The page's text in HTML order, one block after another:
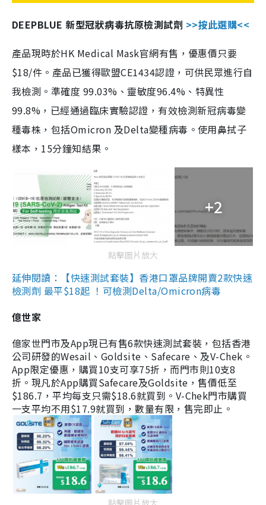
DEEPBLUE 新型冠狀病毒抗原檢測試劑 >>按此選購<<
產品現時於HK Medical Mask官網有售，優惠價只要
$18/件。產品已獲得歐盟CE1434認證，可供民眾進行自
我檢測。準確度 99.03%、靈敏度96.4%、特異性
99.8%，已經通過臨床實驗認證，有效檢測新冠病毒變
種毒株，包括Omicron 及Delta變種病毒。使用鼻拭子
樣本，15分鐘知結果。
+2
點擊圖片放大
延伸閱讀：【快速測試套裝】香港口罩品牌開賣2款快速
檢測劑 最平$18起 ！可檢測Delta/Omicron病毒
億世家
億家世門市及App現已有售6款快速測試套裝，包括香港
公司研發的Wesail、Goldsite、Safecare、及V-Chek。
App限定優惠，購買10支可享75折，而門市則10支8
折。現凡於App購買Safecare及Goldsite，售價低至
$186.7，平均每支只需$18.6就買到。V-Chek門市購買
一支平均不用$17.9就買到，數量有限，售完即止。
點擊圖片放大